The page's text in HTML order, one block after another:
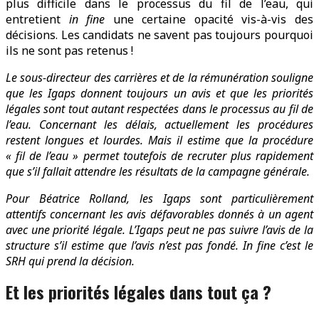
plus difficile dans le processus du fil de l’eau, qui
entretient in fine une certaine opacité vis-à-vis des
décisions. Les candidats ne savent pas toujours pourquoi
ils ne sont pas retenus !
Le sous-directeur des carrières et de la rémunération souligne
que les Igaps donnent toujours un avis et que les priorités
légales sont tout autant respectées dans le processus au fil de
l’eau. Concernant les délais, actuellement les procédures
restent longues et lourdes. Mais il estime que la procédure
« fil de l’eau » permet toutefois de recruter plus rapidement
que s’il fallait attendre les résultats de la campagne générale.
Pour Béatrice Rolland, les Igaps sont particulièrement
attentifs concernant les avis défavorables donnés à un agent
avec une priorité légale. L’Igaps peut ne pas suivre l’avis de la
structure s’il estime que l’avis n’est pas fondé. In fine c’est le
SRH qui prend la décision.
Et les priorités légales dans tout ça ?